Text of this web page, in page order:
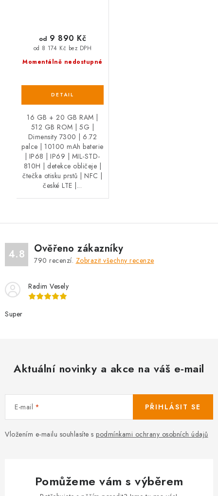
Momentálně nedostupné
od 8 174 Kč bez DPH
od 9 890 Kč
16 GB + 20 GB RAM |
512 GB ROM | 5G |
Dimensity 7300 | 6.72
palce | 10100 mAh baterie
| IP68 | IP69 | MIL-STD-
810H | detekce obličeje |
čtečka otisku prstů | NFC |
české LTE |...
4.8 Ověřeno zákazníky
790 recenzí. Zobrazit všechny recenze
Radim Vesely
Super
Aktuální novinky a akce na váš e-mail
E-mail
Vložením e-mailu souhlasíte s podmínkami ochrany osobních údajů
PŘIHLÁSIT SE
Pomůžeme vám s výběrem